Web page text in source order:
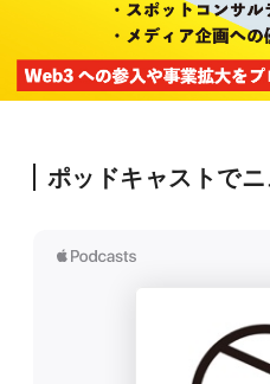
ポッドキャストで